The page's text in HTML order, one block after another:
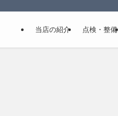
当店の紹介 点検・整備